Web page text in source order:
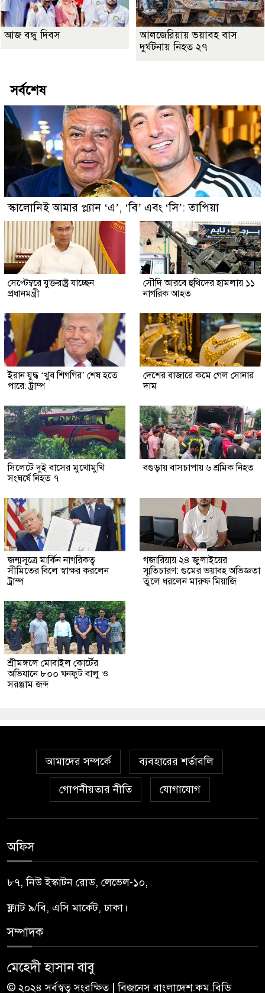
আজ বন্ধু দিবস
আলজেরিয়ায় ভয়াবহ বাস
দুর্ঘটনায় নিহত ২৭
সর্বশেষ
স্কালোনিই আমার প্ল্যান ‘এ’, ‘বি’ এবং ‘সি’: তাপিয়া
সেপ্টেম্বরে যুক্তরাষ্ট্র যাচ্ছেন
প্রধানমন্ত্রী
সৌদি আরবে হুথিদের হামলায় ১১
নাগরিক আহত
ইরান যুদ্ধ ‘খুব শিগগির’ শেষ হতে
পারে: ট্রাম্প
দেশের বাজারে কমে গেল সোনার
দাম
সিলেটে দুই বাসের মুখোমুখি
সংঘর্ষে নিহত ৭
বগুড়ায় বাসচাপায় ৬ শ্রমিক নিহত
জন্মসূত্রে মার্কিন নাগরিকত্ব
সীমিতের বিলে স্বাক্ষর করলেন
ট্রাম্প
গজারিয়ায় ২৪ জুলাইয়ের
স্মৃতিচারণ: গুমের ভয়াবহ অভিজ্ঞতা
তুলে ধরলেন মারুফ মিয়াজি
শ্রীমঙ্গলে মোবাইল কোর্টের
অভিযানে ৮০০ ঘনফুট বালু ও
সরঞ্জাম জব্দ
আমাদের সম্পর্কে ব্যবহারের শর্তাবলি
গোপনীয়তার নীতি যোগাযোগ
অফিস
৮৭, নিউ ইস্কাটন রোড, লেভেল-১০,
ফ্ল্যাট ৯/বি, এসি মার্কেট, ঢাকা।
সম্পাদক
মেহেদী হাসান বাবু
© ২০২৪ সর্বস্বত্ব সংরক্ষিত | বিজনেস বাংলাদেশ.কম.বিডি